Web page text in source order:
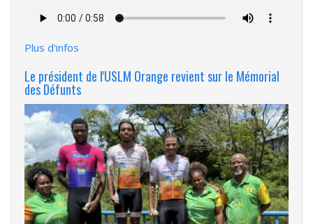
audio
Plus d'infos
Le président de l'USLM Orange revient sur le Mémorial
des Défunts